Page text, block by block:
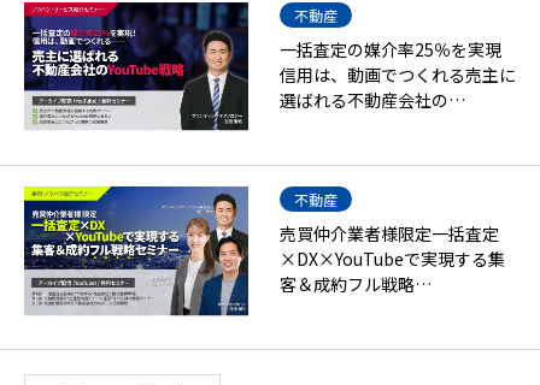
不動産
一括査定の媒介率25％を実現
信用は、動画でつくれる売主に
選ばれる不動産会社の…
不動産
売買仲介業者様限定一括査定
×DX×YouTubeで実現する集
客＆成約フル戦略…